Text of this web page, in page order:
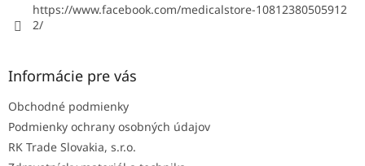
https://www.facebook.com/medicalstore-10812380505912
2/
Informácie pre vás
Obchodné podmienky
Podmienky ochrany osobných údajov
RK Trade Slovakia, s.r.o.